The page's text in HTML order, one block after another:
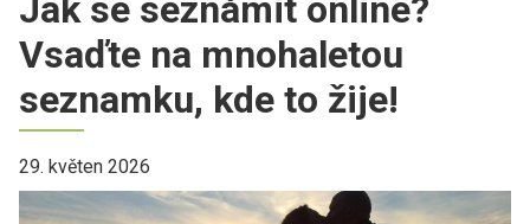
Jak se seznámit online?
Vsaďte na mnohaletou
seznamku, kde to žije!
29. květen 2026